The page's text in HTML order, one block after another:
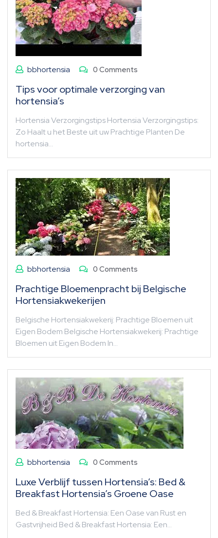
bbhortensia 0 Comments
Tips voor optimale verzorging van
hortensia’s
Hortensia Verzorgingstips Hortensia Verzorgingstips:
Zo Haalt u het Beste uit uw Prachtige Planten De
hortensia…
bbhortensia 0 Comments
Prachtige Bloemenpracht bij Belgische
Hortensiakwekerijen
Belgische Hortensiakwekerij: Prachtige Bloemen uit
Eigen Bodem Belgische Hortensiakwekerij: Prachtige
Bloemen uit Eigen Bodem In…
bbhortensia 0 Comments
Luxe Verblijf tussen Hortensia’s: Bed &
Breakfast Hortensia’s Groene Oase
Bed & Breakfast Hortensia: Een Oase van Rust en
Gastvrijheid Bed & Breakfast Hortensia: Een…